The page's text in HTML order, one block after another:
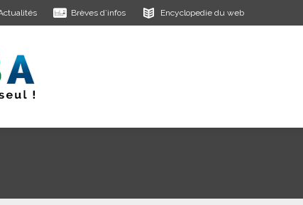
Brèves d’infos Encyclopedie du web